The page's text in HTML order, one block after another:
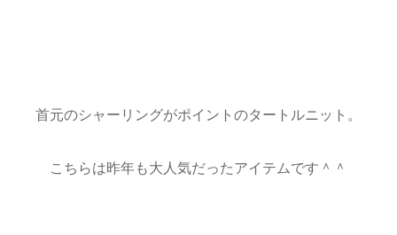
首元のシャーリングがポイントのタートルニット。
こちらは昨年も大人気だったアイテムです＾＾